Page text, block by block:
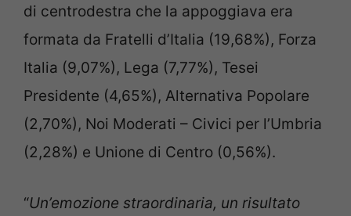
di centrodestra che la appoggiava era
formata da Fratelli d’Italia (19,68%), Forza
Italia (9,07%), Lega (7,77%), Tesei
Presidente (4,65%), Alternativa Popolare
(2,70%), Noi Moderati – Civici per l’Umbria
(2,28%) e Unione di Centro (0,56%).
“Un’emozione straordinaria, un risultato